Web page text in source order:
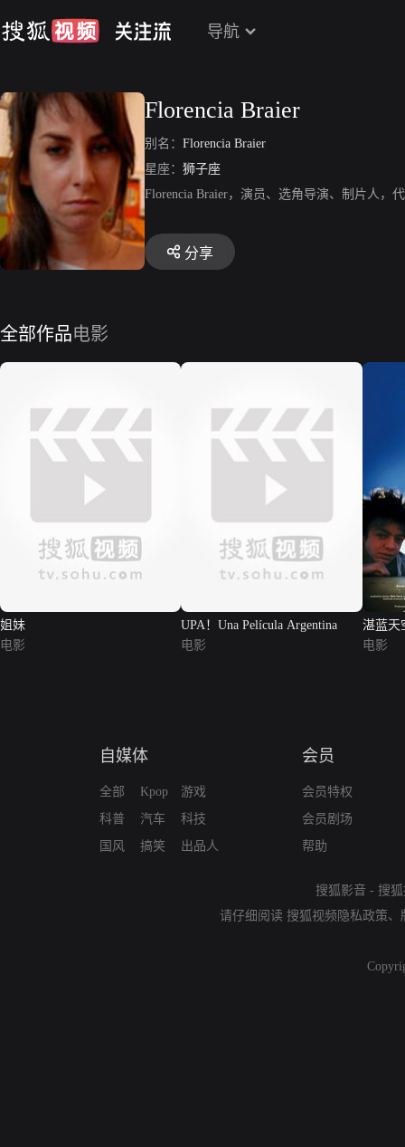
导航
Florencia Braier
别名： Florencia Braier
星座： 狮子座
Florencia Braier，演员、选角导演、制片人，
分享
全部作品电影
姐妹
电影
UPA！Una Película Argentina
电影
湛蓝天
电影
自媒体
全部
科普
国风
Kpop
汽车
搞笑
游戏
科技
出品人
会员
会员特权
会员剧场
帮助
搜狐影音 - 搜
请仔细阅读 搜狐视频隐私政策、